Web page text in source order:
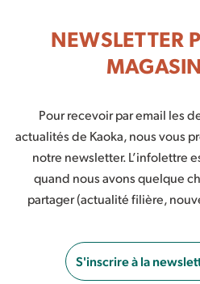
NEWSLETTER
Pour recevoir par email les
actualités de Kaoka, nous vous
notre newsletter. L’infolettre
quand nous avons quelque
partager (actualité filière,
S'inscrire à la